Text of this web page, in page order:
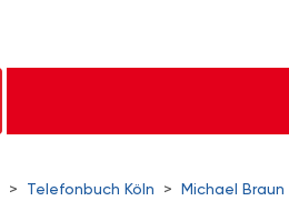
> Telefonbuch Köln > Michael Braun